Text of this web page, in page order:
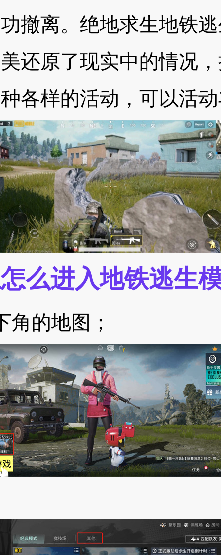
撤离。绝地求生地铁
还原了现实中的情况
各样的活动，可以活
么进入地铁逃生
的地图；